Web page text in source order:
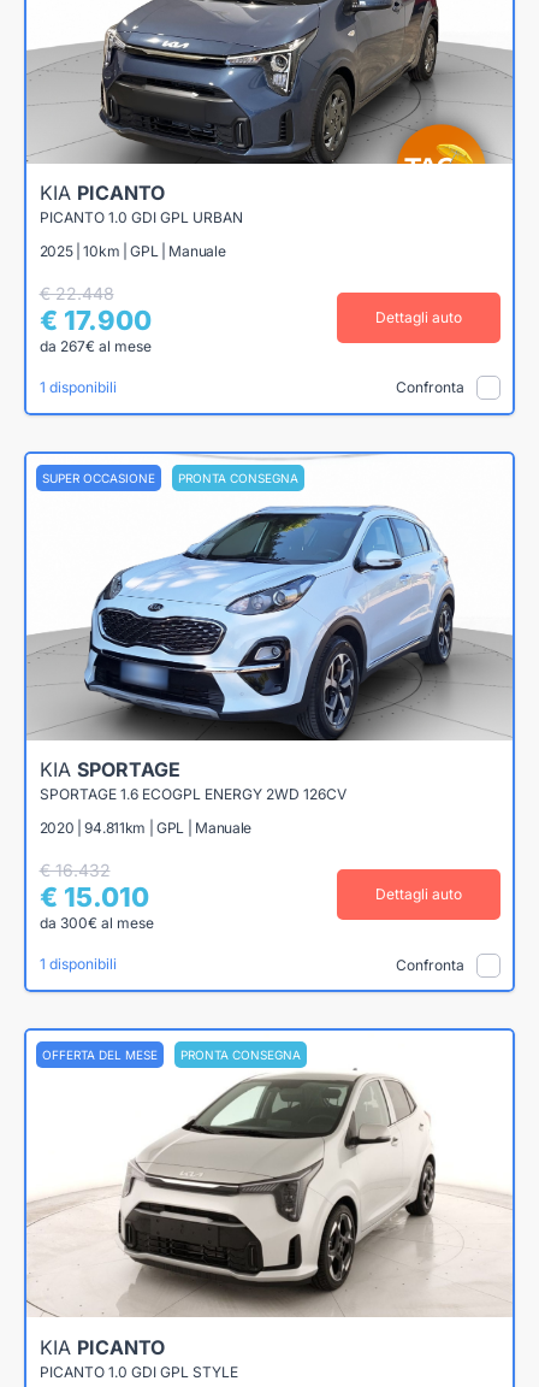
KIA PICANTO
PICANTO 1.0 GDI GPL URBAN
2025 | 10km | GPL | Manuale
€ 22.448
€ 17.900
da 267€ al mese
Dettagli auto
1 disponibili Confronta
SUPER OCCASIONE PRONTA CONSEGNA
KIA SPORTAGE
SPORTAGE 1.6 ECOGPL ENERGY 2WD 126CV
2020 | 94.811km | GPL | Manuale
€ 16.432
€ 15.010
da 300€ al mese
Dettagli auto
1 disponibili Confronta
OFFERTA DEL MESE PRONTA CONSEGNA
KIA PICANTO
PICANTO 1.0 GDI GPL STYLE